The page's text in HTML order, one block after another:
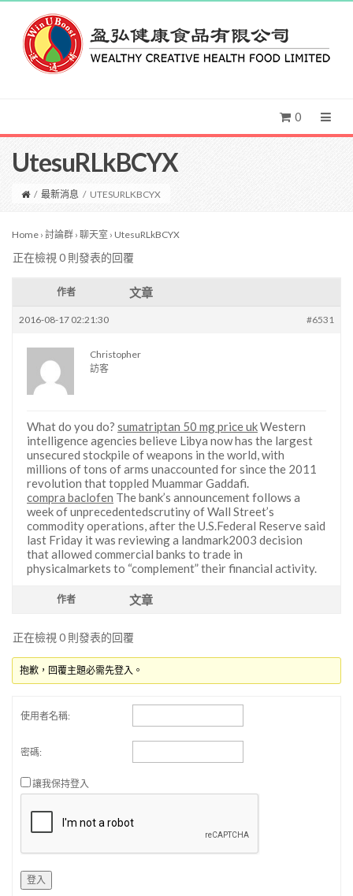
0
UtesuRLkBCYX
/ 最新消息 / UTESURLKBCYX
Home › 討論群 › 聊天室 › UtesuRLkBCYX
正在檢視 0 則發表的回覆
作者 文章
2016-08-17 02:21:30 #6531
Christopher
訪客
What do you do? sumatriptan 50 mg price ukWestern
intelligence agencies believe Libya now has the largest
unsecured stockpile of weapons in the world, with
millions of tons of arms unaccounted for since the 2011
revolution that toppled Muammar Gaddafi.
compra baclofen The bank’s announcement follows a
week of unprecedentedscrutiny of Wall Street’s
commodity operations, after the U.S.Federal Reserve said
last Friday it was reviewing a landmark2003 decision
that allowed commercial banks to trade in
physicalmarkets to “complement” their financial activity.
作者 文章
正在檢視 0 則發表的回覆
抱歉，回覆主題必需先登入。
使用者名稱:
密碼:
讓我保持登入
登入